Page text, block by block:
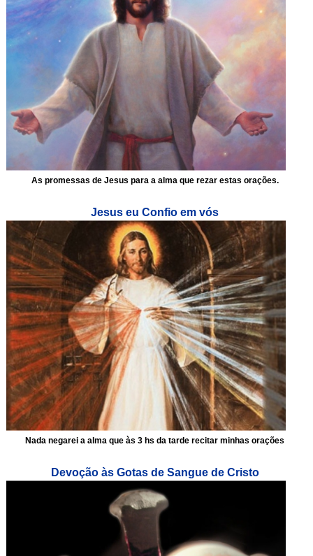
As promessas de Jesus para a alma que rezar estas orações.
Jesus eu Confio em vós
Nada negarei a alma que às 3 hs da tarde recitar minhas orações
Devoção às Gotas de Sangue de Cristo